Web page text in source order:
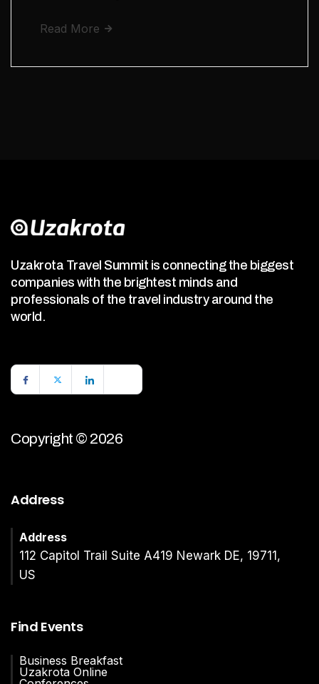
Read More
Uzakrota Travel Summit is connecting the biggest
companies with the brightest minds and
professionals of the travel industry around the
world.
Copyright © 2026
Address
Address
112 Capitol Trail Suite A419 Newark DE, 19711,
US
Find Events
Business Breakfast
Uzakrota Online